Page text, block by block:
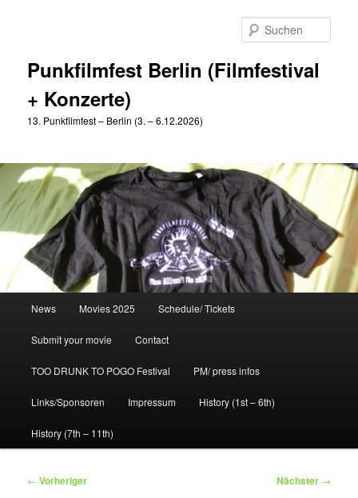
Punkfilmfest Berlin (Filmfestival
+ Konzerte)
13. Punkfilmfest – Berlin (3. – 6.12.2026)
News Movies 2025 Schedule/ Tickets
Submit your movie Contact
TOO DRUNK TO POGO Festival PM/ press infos
Links/Sponsoren Impressum History (1st – 6th)
History (7th – 11th)
Beitragsnavigation
← Vorheriger Nächster →